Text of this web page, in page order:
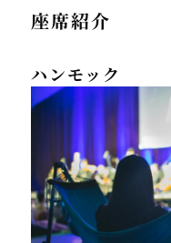
座席紹介
ハンモック